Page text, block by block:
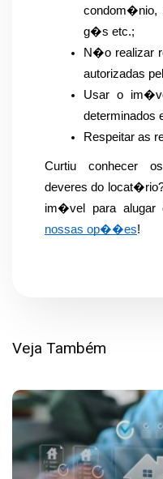
g�s etc.;
N�o realizar
autorizadas
Usar o
determinados
Respeitar as
Curtiu conhecer
deveres do
im�vel para alugar
nossas op��es!
Veja Também